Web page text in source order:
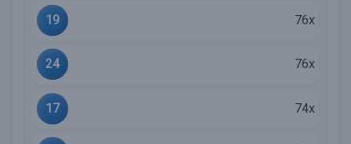
19 76x
24 76x
17 74x